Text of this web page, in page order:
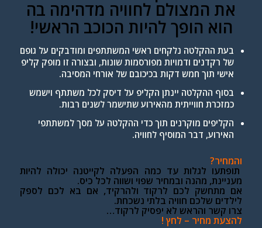
את המצולם לחוויה מדהימה בה
הוא הופך להיות הכוכב הראשי!
בעת ההקלטה נלקחים ראשי המשתתפים ומודבקים על גופם
של רקדנים ודמויות מפורסמות שונות, ובצורה זו מופק קליפ
אישי תוך חמש דקות בכיכובם של אורחי המסיבה.
בסוף ההקלטה יינתן הקליפ על דיסק לכל משתתף וישמש
כמזכרת חווייתית מהאירוע שתישמר לשנים רבות.
הקליפים מוקרנים תוך כדי ההקלטה על מסך למשתתפי
האירוע, דבר המוסיף לחוויה.
והמחיר?
תופתעו לגלות עד כמה הפעלה לקייטנה יכולה להיות
מעניינת, מהנה ובמחיר שפוי ושווה לכל כיס.
אם מתחשק לכם לרקוד ולהרקיד, אם בא לכם לספק
לילדים שלכם חוויה בלתי נשכחת.
צרו קשר והראש לא יפסיק לרקוד…
להצעת מחיר – לחץ !